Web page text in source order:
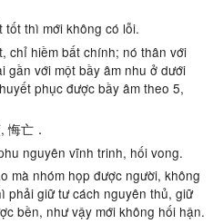
thì mới không có lỗi.
chỉ hiềm bất chính; nó thân với
gần với một bầy âm nhu ở dưới
phục được bầy âm theo 5,
亡．
nguyên vĩnh trinh, hối vong.
mà nhóm họp được người, không
phải giữ tư cách nguyên thủ, giữ
bền, như vậy mới không hối hận.